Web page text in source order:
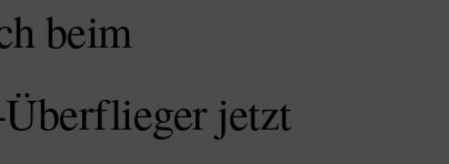
beim
jetzt